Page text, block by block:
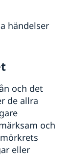
händelser
och det
de allra
och
eller